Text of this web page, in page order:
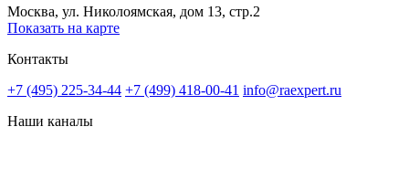
Москва, ул. Николоямская, дом 13, стр.2
Показать на карте
Контакты
+7 (495) 225-34-44 +7 (499) 418-00-41 info@raexpert.ru
Наши каналы